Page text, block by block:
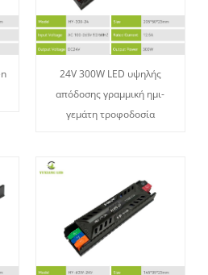
24V 300W LED υψηλής
απόδοσης γραμμική ημι-
γεμάτη τροφοδοσία